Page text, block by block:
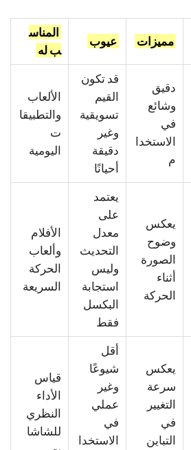
مميزات عيوب
المناس
ب له
دقيق
وشائع
في
الاستخدا
م
قد تكون
القيم
تسويقية
وغير
دقيقة
أحيانًا
الألعاب
والتطبيقا
ت
اليومية
يعكس
وضوح
الصورة
أثناء
الحركة
يعتمد
على
معدل
التحديث
وليس
استجابة
البكسل
فقط
الأفلام
وألعاب
الحركة
السريعة
يعكس
سرعة
التغيير
في
التباين
أقل
شيوعًا
وغير
عملي
في
الاستخدا
قياس
الأداء
النظري
للشاشا